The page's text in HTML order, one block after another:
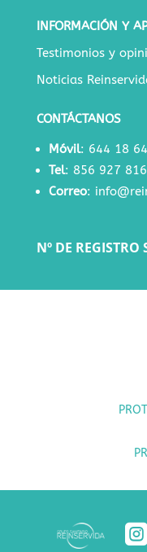
INFORMACIÓN Y
Testimonios y
Noticias
CONTÁCTANOS
Móvil: 644 18
Tel: 856 927 816
Correo:
Nº DE
